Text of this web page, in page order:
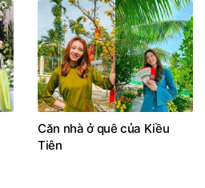
Căn nhà ở quê của Kiều
Tiên